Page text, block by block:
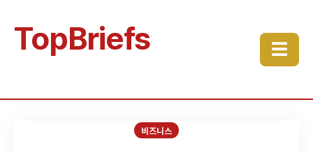
TopBriefs ☰
비즈니스